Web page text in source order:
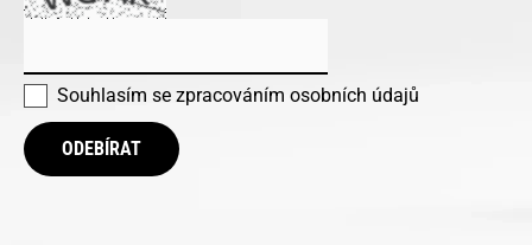
Souhlasím se zpracováním osobních údajů
ODEBÍRAT